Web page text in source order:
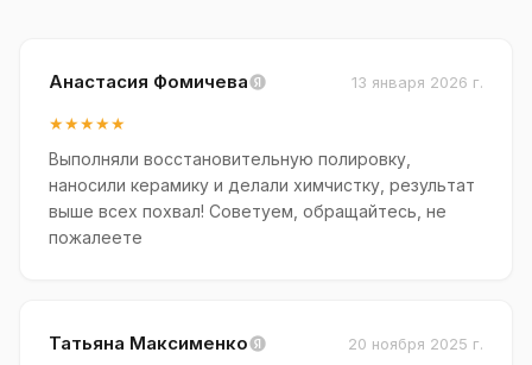
Анастасия Фомичева 13 января 2026 г.
★★★★★
Выполняли восстановительную полировку,
наносили керамику и делали химчистку, результат
выше всех похвал! Советуем, обращайтесь, не
пожалеете
Татьяна Максименко 20 ноября 2025 г.